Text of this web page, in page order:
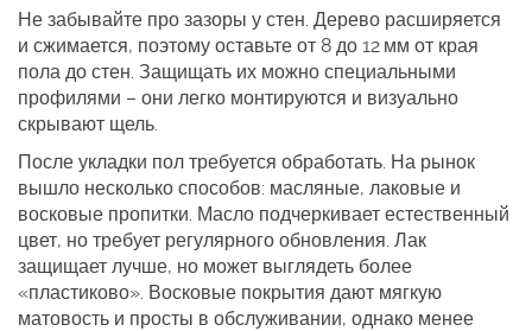
Не забывайте про зазоры у стен. Дерево расширяется
и сжимается, поэтому оставьте от 8 до 12 мм от края
пола до стен. Защищать их можно специальными
профилями – они легко монтируются и визуально
скрывают щель.
После укладки пол требуется обработать. На рынок
вышло несколько способов: масляные, лаковые и
восковые пропитки. Масло подчеркивает естественный
цвет, но требует регулярного обновления. Лак
защищает лучше, но может выглядеть более
«пластиково». Восковые покрытия дают мягкую
матовость и просты в обслуживании, однако менее